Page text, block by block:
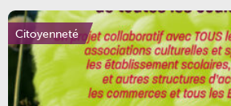
Citoyenneté